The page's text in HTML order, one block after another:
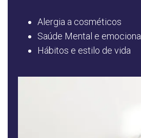
Alergia a cosméticos
Saúde Mental e emocional
Hábitos e estilo de vida